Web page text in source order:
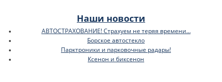
Наши новости
АВТОСТРАХОВАНИЕ! Страхуем не теряя времени...
Борское автостекло
Парктроники и парковочные радары!
Ксенон и биксенон